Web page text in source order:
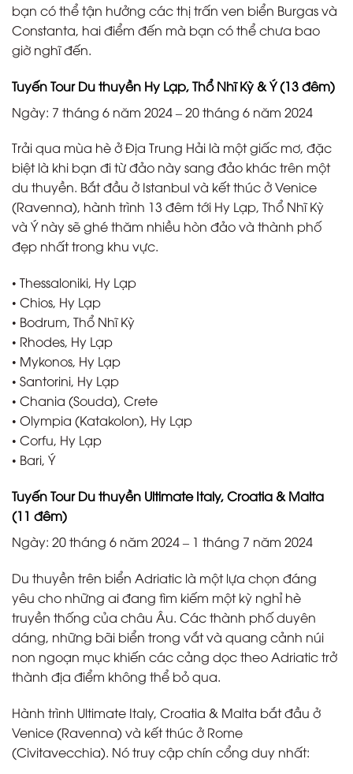
bạn có thể tận hưởng các thị trấn ven biển Burgas và
Constanta, hai điểm đến mà bạn có thể chưa bao
giờ nghĩ đến.
Tuyến Tour Du thuyền Hy Lạp, Thổ Nhĩ Kỳ & Ý (13 đêm)
Ngày: 7 tháng 6 năm 2024 – 20 tháng 6 năm 2024
Trải qua mùa hè ở Địa Trung Hải là một giấc mơ, đặc
biệt là khi bạn đi từ đảo này sang đảo khác trên một
du thuyền. Bắt đầu ở Istanbul và kết thúc ở Venice
(Ravenna), hành trình 13 đêm tới Hy Lạp, Thổ Nhĩ Kỳ
và Ý này sẽ ghé thăm nhiều hòn đảo và thành phố
đẹp nhất trong khu vực.
• Thessaloniki, Hy Lạp
• Chios, Hy Lạp
• Bodrum, Thổ Nhĩ Kỳ
• Rhodes, Hy Lạp
• Mykonos, Hy Lạp
• Santorini, Hy Lạp
• Chania (Souda), Crete
• Olympia (Katakolon), Hy Lạp
• Corfu, Hy Lạp
• Bari, Ý
Tuyến Tour Du thuyền Ultimate Italy, Croatia & Malta
(11 đêm)
Ngày: 20 tháng 6 năm 2024 – 1 tháng 7 năm 2024
Du thuyền trên biển Adriatic là một lựa chọn đáng
yêu cho những ai đang tìm kiếm một kỳ nghỉ hè
truyền thống của châu Âu. Các thành phố duyên
dáng, những bãi biển trong vắt và quang cảnh núi
non ngoạn mục khiến các cảng dọc theo Adriatic trở
thành địa điểm không thể bỏ qua.
Hành trình Ultimate Italy, Croatia & Malta bắt đầu ở
Venice (Ravenna) và kết thúc ở Rome
(Civitavecchia). Nó truy cập chín cổng duy nhất: